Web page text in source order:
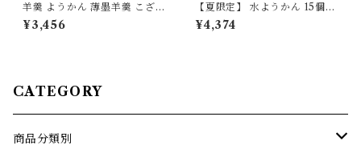
羊羹 ようかん 薄墨羊羹 こざく
ら 抹茶 16個入
¥3,456
【夏限定】 水ようかん 15個
セット 【季節限定/期間限定】
¥4,374
CATEGORY
商品分類別